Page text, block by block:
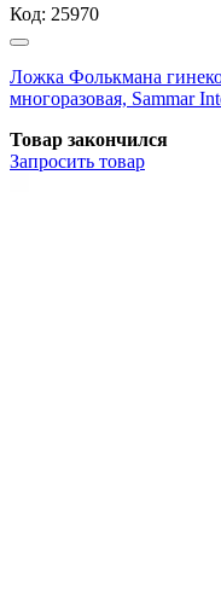
Код: 25970
Ложка Фолькмана
многоразовая,
Товар закончился
Запросить товар